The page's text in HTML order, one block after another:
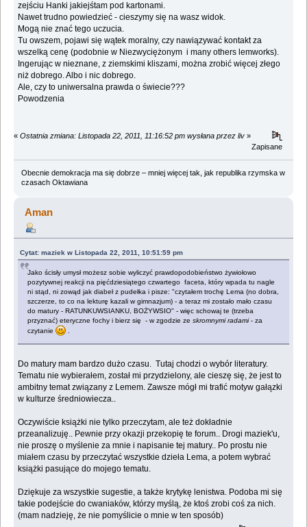
zejściu Hanki jakiejśtam pod kartonami.
Nawet trudno powiedzieć - cieszymy się na wasz widok.
Mogą nie znać tego uczucia.
Tu owszem, pojawi się wątek moralny, czy nawiązywać kontakt za
wszelką cenę (podobnie w Niezwyciężonym i many others lemworks).
Ingerując w nieznane, z ziemskimi kliszami, można zrobić więcej złego
niż dobrego. Albo i nic dobrego.
Ale, czy to uniwersalna prawda o świecie???
Powodzenia
« Ostatnia zmiana: Listopada 22, 2011, 11:16:52 pm wysłana przez liv »
Zapisane
Obecnie demokracja ma się dobrze – mniej więcej tak, jak republika rzymska w
czasach Oktawiana
Aman
Cytat: maziek w Listopada 22, 2011, 10:51:59 pm
Jako ścisły umysł możesz sobie wyliczyć prawdopodobieństwo żywiołowo
pozytywnej reakcji na pięćdziesiątego czwartego faceta, który wpada tu nagle
ni stąd, ni zowąd jak diabeł z pudełka i pisze: "czytałem trochę Lema (no dobra,
szczerze, to co na lekturę kazali w gimnazjum) - a teraz mi zostało mało czasu
do matury - RATUNKUWSIANKU, BOŻYWSIO" - więc schowaj te (trzeba
przyznać) eteryczne fochy i bierz się - w zgodzie zeskromnymi radami- za
czytanie
.
Do matury mam bardzo dużo czasu. Tutaj chodzi o wybór literatury.
Tematu nie wybierałem, został mi przydzielony, ale cieszę się, że jest to
ambitny temat związany z Lemem. Zawsze mógł mi trafić motyw gałązki
w kulturze średniowiecza..
Oczywiście książki nie tylko przeczytam, ale też dokładnie
przeanalizuję.. Pewnie przy okazji przekopię te forum.. Drogi maziek'u,
nie proszę o myślenie za mnie i napisanie tej matury.. Po prostu nie
miałem czasu by przeczytać wszystkie dzieła Lema, a potem wybrać
książki pasujące do mojego tematu.
Dziękuje za wszystkie sugestie, a także krytykę lenistwa. Podoba mi się
takie podejście do cwaniaków, którzy myślą, że ktoś zrobi coś za nich.
(mam nadzieję, że nie pomyślicie o mnie w ten sposób)